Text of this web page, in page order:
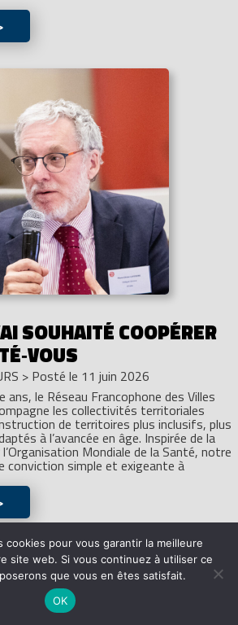
SOUHAITÉ COOPÉRER
> Posté le 11 juin 2026
ans, le Réseau Francophone des Villes
les collectivités territoriales
de territoires plus inclusifs, plus
à l’avancée en âge. Inspirée de la
Mondiale de la Santé, notre
conviction simple et exigeante à
cookies pour vous garantir la meilleure
site web. Si vous continuez à utiliser ce
que vous en êtes satisfait.
OK